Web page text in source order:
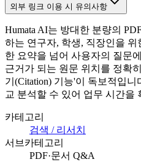
외부 링크 이용 시 유의사항
Humata AI는 방대한 분량의
하는 연구자, 학생, 직장인을
한 요약을 넘어 사용자의 질문
근거가 되는 원문 위치를 정확
기(Citation) 기능'이 독보적입니
교 분석할 수 있어 업무 시간을
카테고리
검색 / 리서치
서브카테고리
PDF·문서 Q&A